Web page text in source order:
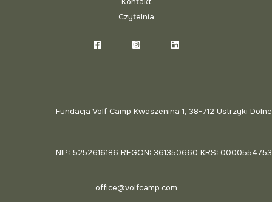
Czytelnia
Fundacja Volf Camp Kwaszenina 1, 38-712 Ustrzyki Dolne
NIP: 5252616186 REGON: 361350660 KRS: 0000554753
office@volfcamp.com